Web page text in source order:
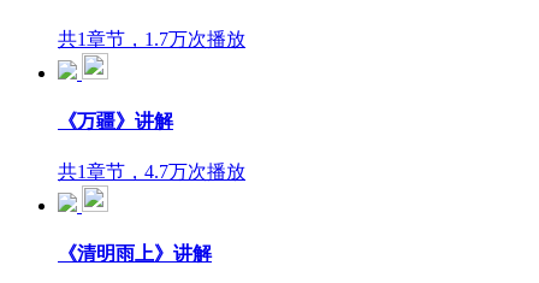
共1章节，1.7万次播放
《万疆》讲解
共1章节，4.7万次播放
《清明雨上》讲解